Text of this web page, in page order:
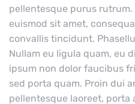
pellentesque purus
euismod sit amet,
convallis tincidunt.
Nullam eu ligula quam, eu
ipsum non dolor faucibus
sed porta quam. Proin dui
pellentesque laoreet, porta